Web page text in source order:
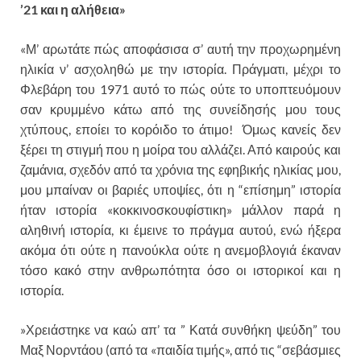
’21 και η αλήθεια»
«Μ’ αρωτάτε πώς αποφάσισα σ’ αυτή την προχωρημένη
ηλικία ν’ ασχοληθώ με την ιστορία. Πράγματι, μέχρι το
Φλεβάρη του 1971 αυτό το πώς ούτε το υποπτευόμουν
σαν κρυμμένο κάτω από της συνείδησής μου τους
χτύπους, εποίει το κορόιδο το άτιμο! Όμως κανείς δεν
ξέρει τη στιγμή που η μοίρα του αλλάζει. Από καιρούς και
ζαμάνια, σχεδόν από τα χρόνια της εφηβικής ηλικίας μου,
μου μπαίναν οι βαριές υποψίες, ότι η “επίσημη” ιστορία
ήταν ιστορία «κοκκινοσκουφίστικη» μάλλον παρά η
αληθινή ιστορία, κι έμεινε το πράγμα αυτού, ενώ ήξερα
ακόμα ότι ούτε η πανούκλα ούτε η ανεμοβλογιά έκαναν
τόσο κακό στην ανθρωπότητα όσο οι ιστορικοί και η
ιστορία.
»Χρειάστηκε να καώ απ’ τα ” Κατά συνθήκη ψεύδη” του
Μαξ Νορντάου (από τα «παιδία τιμής», από τις “σεβάσμιες